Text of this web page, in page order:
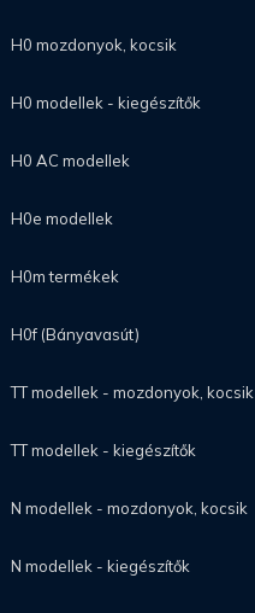
H0 mozdonyok, kocsik
H0 modellek - kiegészítők
H0 AC modellek
H0e modellek
H0m termékek
H0f (Bányavasút)
TT modellek - mozdonyok, kocsik
TT modellek - kiegészítők
N modellek - mozdonyok, kocsik
N modellek - kiegészítők